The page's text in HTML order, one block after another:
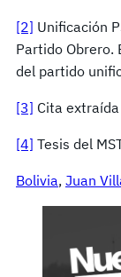
[2] Unificación
Partido Obrero.
del partido
[3] Cita
[4] Tesis del
Bolivia, Juan